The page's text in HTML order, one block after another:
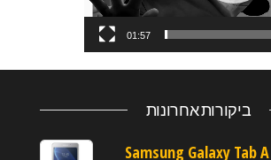
01:57
ביקורות אחרונות